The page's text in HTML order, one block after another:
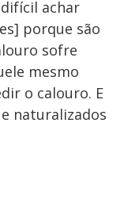
achar
porque são
sofre
mesmo
o calouro. E
naturalizados